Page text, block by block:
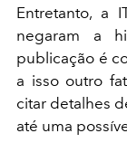
Entretanto, a
negaram a
publicação é
a isso outro
citar detalhes
até uma